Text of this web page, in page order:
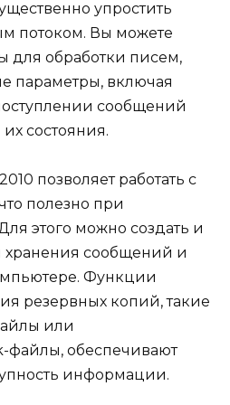
упростить
потоком. Вы можете
для обработки писем,
параметры, включая
сообщений
состояния.
позволяет работать с
полезно при
этого можно создать и
хранения сообщений и
Функции
резервных копий, такие
или
файлы, обеспечивают
информации.